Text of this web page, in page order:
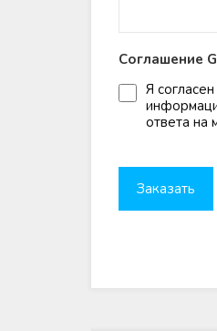
Соглашение
Я
ответа на